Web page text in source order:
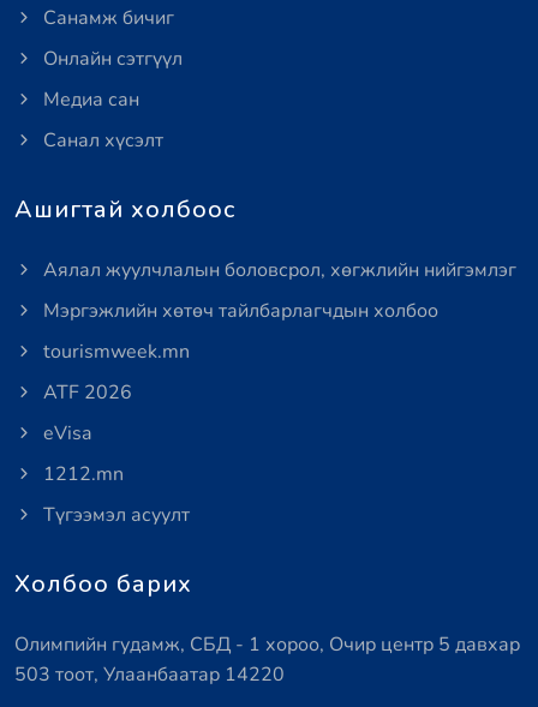
Санамж бичиг
Онлайн сэтгүүл
Медиа сан
Санал хүсэлт
Ашигтай холбоос
Аялал жуулчлалын боловсрол, хөгжлийн нийгэмлэг
Мэргэжлийн хөтөч тайлбарлагчдын холбоо
tourismweek.mn
ATF 2026
eVisa
1212.mn
Түгээмэл асуулт
Холбоо барих
Олимпийн гудамж, СБД - 1 хороо, Очир центр 5 давхар
503 тоот, Улаанбаатар 14220